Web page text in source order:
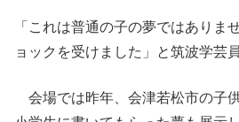
「これは普通の子の夢ではありま
ョックを受けました」と筑波学芸
会場では昨年、会津若松市の子